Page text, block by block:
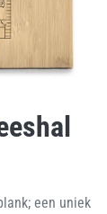
een uniek